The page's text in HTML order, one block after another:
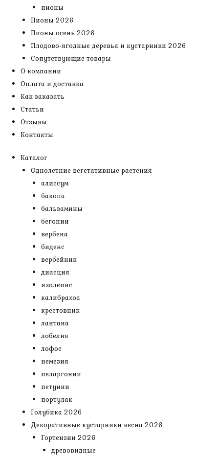
пионы
Пионы 2026
Пионы осень 2026
Плодово-ягодные деревья и кустарники 2026
Сопутствующие товары
О компании
Оплата и доставка
Как заказать
Статьи
Отзывы
Контакты
Каталог
Однолетние вегетативные растения
алиссум
бакопа
бальзамины
бегонии
вербена
биденс
вербейник
диасция
изолепис
калибрахоа
крестовник
лантана
лобелия
лофос
немезия
пеларгонии
петунии
портулак
Голубика 2026
Декоративные кустарники весна 2026
Гортензии 2026
древовидные